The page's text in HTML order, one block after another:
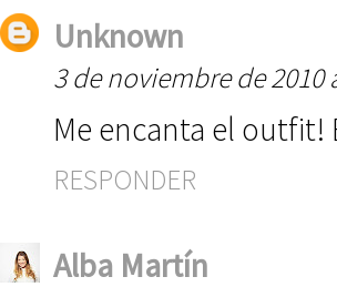
Unknown
3 de noviembre de 2010
Me encanta el outfit!
RESPONDER
Alba Martín